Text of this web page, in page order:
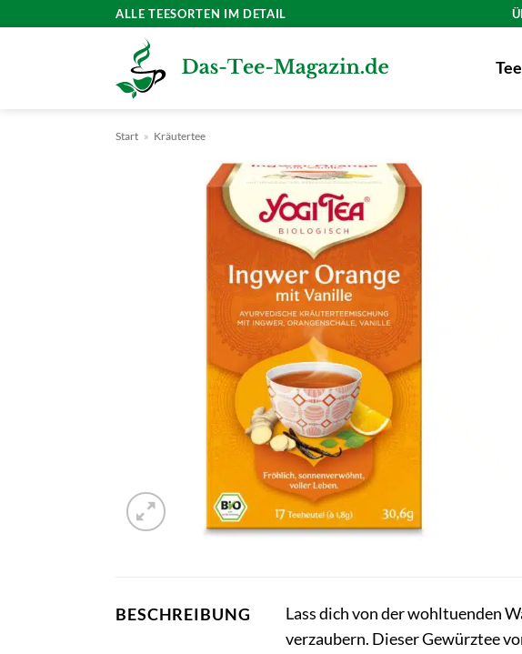
ALLE TEESORTEN IM DETAIL
Start » Kräutertee
BESCHREIBUNG
Lass dich von der wohltuenden
verzaubern. Dieser Gewürztee